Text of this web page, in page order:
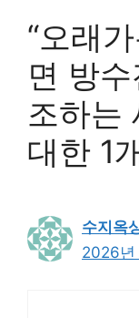
“오래
면 방
조하는
대한 1
수지옥
2026